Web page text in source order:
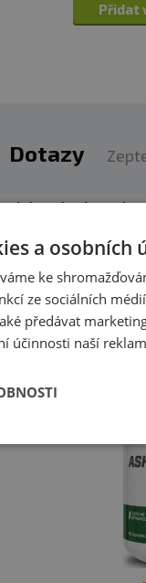
Přidat
Dotazy
víme
a osobních
ke
ze sociálních
předávat
účinnosti naší